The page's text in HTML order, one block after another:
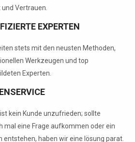
Vertrauen.
EXPERTEN
stets mit den neusten Methoden,
Werkzeugen und top
Experten.
kein Kunde unzufrieden; sollte
mal eine Frage aufkommen oder ein
entstehen, haben wir eine lösung parat.